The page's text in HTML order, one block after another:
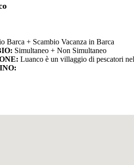
Barca + Scambio Vacanza in Barca
Simultaneo + Non Simultaneo
Luanco è un villaggio di pescatori